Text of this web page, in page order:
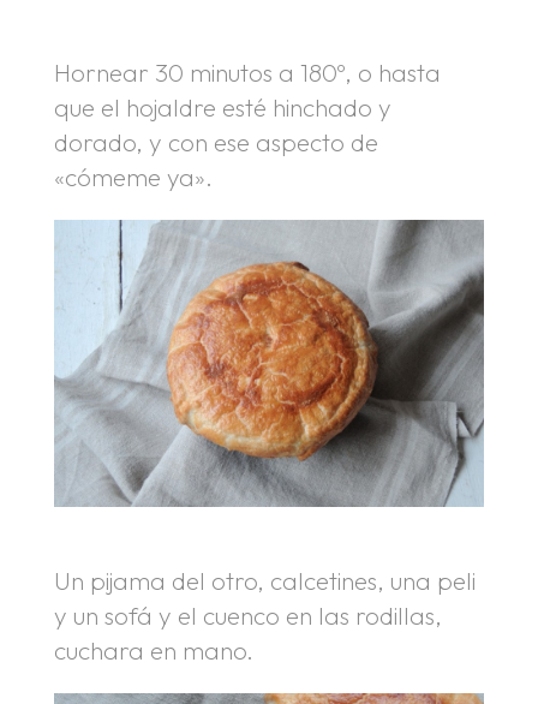
Hornear 30 minutos a 180º, o hasta
que el hojaldre esté hinchado y
dorado, y con ese aspecto de
«cómeme ya».
Un pijama del otro, calcetines, una peli
y un sofá y el cuenco en las rodillas,
cuchara en mano.